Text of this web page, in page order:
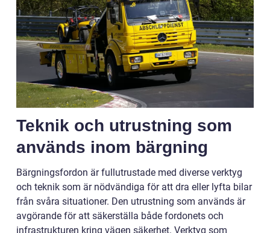
Teknik och utrustning som
används inom bärgning
Bärgningsfordon är fullutrustade med diverse verktyg
och teknik som är nödvändiga för att dra eller lyfta bilar
från svåra situationer. Den utrustning som används är
avgörande för att säkerställa både fordonets och
infrastrukturen kring vägen säkerhet. Verktyg som